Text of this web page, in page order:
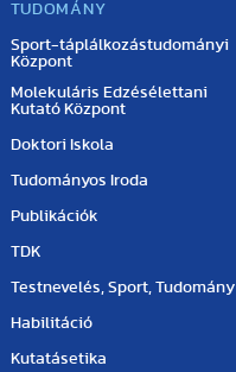
TUDOMÁNY
Sport-táplálkozástudományi
Központ
Molekuláris Edzésélettani
Kutató Központ
Doktori Iskola
Tudományos Iroda
Publikációk
TDK
Testnevelés, Sport, Tudomány
Habilitáció
Kutatásetika